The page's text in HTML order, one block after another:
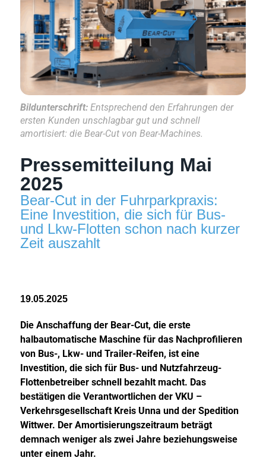
Bildunterschrift:Entsprechend den Erfahrungen der
ersten Kunden unschlagbar gut und schnell
amortisiert: die Bear-Cut von Bear-Machines.
Pressemitteilung Mai
2025
Bear-Cut in der Fuhrparkpraxis:
Eine Investition, die sich für Bus-
und Lkw-Flotten schon nach kurzer
Zeit auszahlt
19.05.2025
Die Anschaffung der Bear-Cut, die erste
halbautomatische Maschine für das Nachprofilieren
von Bus-, Lkw- und Trailer-Reifen, ist eine
Investition, die sich für Bus- und Nutzfahrzeug-
Flottenbetreiber schnell bezahlt macht. Das
bestätigen die Verantwortlichen der VKU –
Verkehrsgesellschaft Kreis Unna und der Spedition
Wittwer. Der Amortisierungszeitraum beträgt
demnach weniger als zwei Jahre beziehungsweise
unter einem Jahr.